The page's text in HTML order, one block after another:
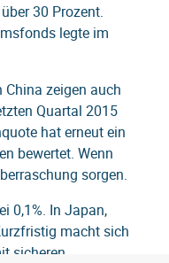
30 Prozent.
legte im
zeigen auch
Quartal 2015
hat erneut ein
bewertet. Wenn
sorgen.
0,1%. In Japan,
macht sich
sicheren